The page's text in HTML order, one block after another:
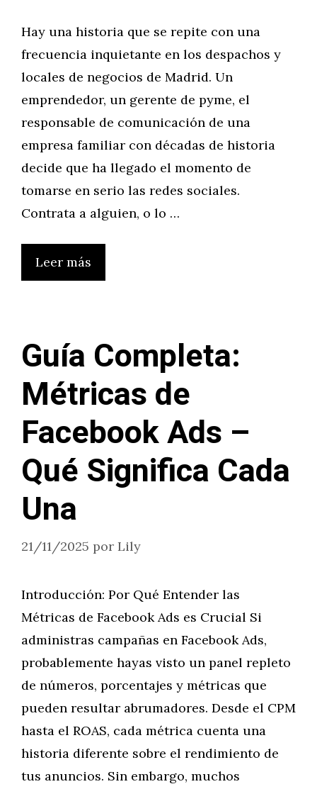
Hay una historia que se repite con una
frecuencia inquietante en los despachos y
locales de negocios de Madrid. Un
emprendedor, un gerente de pyme, el
responsable de comunicación de una
empresa familiar con décadas de historia
decide que ha llegado el momento de
tomarse en serio las redes sociales.
Contrata a alguien, o lo …
Leer más
Guía Completa:
Métricas de
Facebook Ads –
Qué Significa Cada
Una
21/11/2025 por Lily
Introducción: Por Qué Entender las
Métricas de Facebook Ads es Crucial Si
administras campañas en Facebook Ads,
probablemente hayas visto un panel repleto
de números, porcentajes y métricas que
pueden resultar abrumadores. Desde el CPM
hasta el ROAS, cada métrica cuenta una
historia diferente sobre el rendimiento de
tus anuncios. Sin embargo, muchos